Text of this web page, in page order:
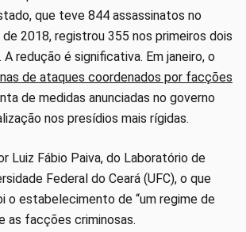
que teve 844 assassinatos no
2018, registrou 355 nos primeiros dois
redução é significativa. Em janeiro, o
de ataques coordenados por facções
de medidas anunciadas no governo
nos presídios mais rígidas.
Luiz Fábio Paiva, do Laboratório de
Federal do Ceará (UFC), o que
o estabelecimento de “um regime de
as facções criminosas.